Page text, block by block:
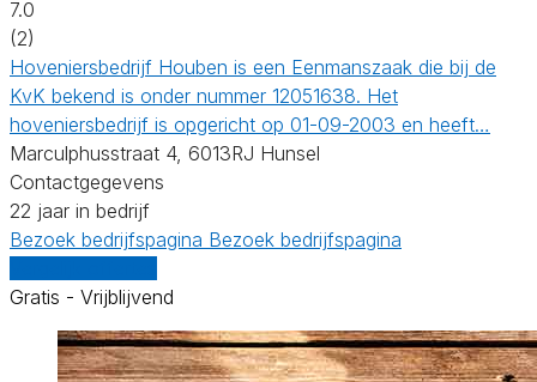
7.0
(2)
Hoveniersbedrijf Houben is een Eenmanszaak die bij de
KvK bekend is onder nummer 12051638. Het
hoveniersbedrijf is opgericht op 01-09-2003 en heeft…
Marculphusstraat 4, 6013RJ Hunsel
Contactgegevens
22 jaar in bedrijf
Bezoek bedrijfspagina Bezoek bedrijfspagina
Gratis - Vrijblijvend